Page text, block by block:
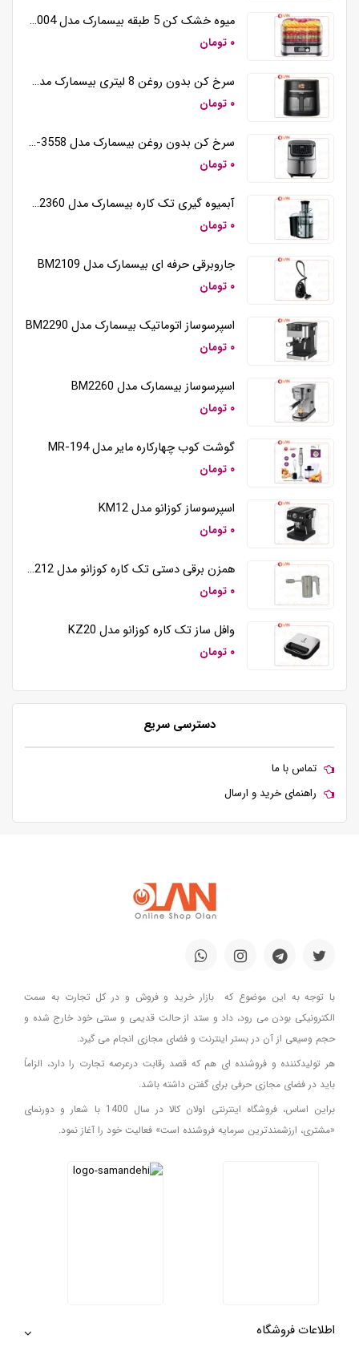
میوه خشک کن 5 طبقه بیسمارک مدل BM3004
۰ تومان
سرخ کن بدون روغن 8 لیتری بیسمارک مدل BM3570
۰ تومان
سرخ کن بدون روغن بیسمارک مدل BM-3558
۰ تومان
آبمیوه گیری تک کاره بیسمارک مدل BM2360
۰ تومان
جاروبرقی حرفه ای بیسمارک مدل BM2109
۰ تومان
اسپرسوساز اتوماتیک بیسمارک مدل BM2290
۰ تومان
اسپرسوساز بیسمارک مدل BM2260
۰ تومان
گوشت کوب چهارکاره مایر مدل MR-194
۰ تومان
اسپرسوساز کوزانو مدل KM12
۰ تومان
همزن برقی دستی تک کاره کوزانو مدل HM212
۰ تومان
وافل ساز تک کاره کوزانو مدل KZ20
۰ تومان
دسترسی سریع
تماس با ما
راهنمای خرید و ارسال
با توجه به این موضوع که بازار خرید و فروش و در کل تجارت به سمت
الکترونیکی بودن می رود، داد و ستد از حالت قدیمی و سنتی خود خارج شده و
حجم وسیعی از آن در بستر اینترنت و فضای مجازی انجام می گیرد.
هر تولیدکننده و فروشنده ای هم که قصد رقابت درعرصه تجارت را دارد، الزاماً
باید در فضای مجازی حرفی برای گفتن داشته باشد.
براین اساس، فروشگاه اینترنتی اولان کالا در سال 1400 با شعار و دورنمای
«مشتری، ارزشمندترین سرمایه فروشنده است» فعالیت خود را آغاز نمود.
اطلاعات فروشگاه